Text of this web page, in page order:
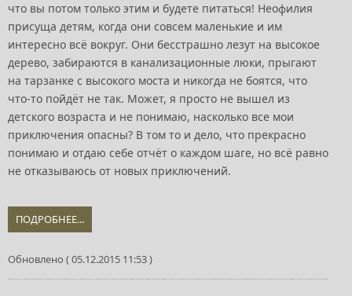
что вы потом только этим и будете питаться! Неофилия
присуща детям, когда они совсем маленькие и им
интересно всё вокруг. Они бесстрашно лезут на высокое
дерево, забираются в канализационные люки, прыгают
на тарзанке с высокого моста и никогда не боятся, что
что-то пойдёт не так. Может, я просто не вышел из
детского возраста и не понимаю, насколько все мои
приключения опасны? В том то и дело, что прекрасно
понимаю и отдаю себе отчёт о каждом шаге, но всё равно
не отказываюсь от новых приключений.
ПОДРОБНЕЕ...
Обновлено ( 05.12.2015 11:53 )